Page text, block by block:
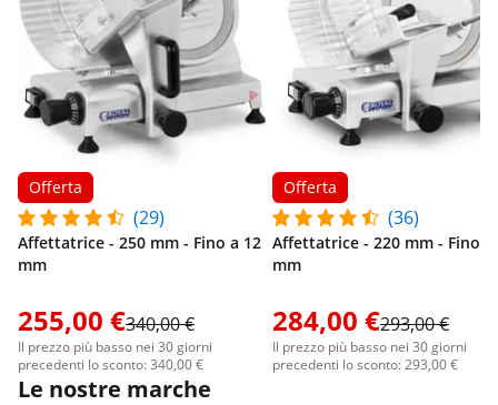
Offerta
(29)
Affettatrice - 250 mm - Fino a 12
mm
255,00 €340,00 €
Il prezzo più basso nei 30 giorni
precedenti lo sconto: 340,00 €
Offerta
(36)
Affettatrice - 220 mm - Fino a
mm
284,00 €293,00 €
Il prezzo più basso nei 30 giorni
precedenti lo sconto: 293,00 €
Le nostre marche